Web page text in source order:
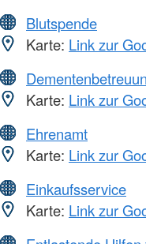
Blutspende
Karte: Link zur
Karte: Link zur
Ehrenamt
Karte: Link zur
Einkaufsservice
Karte: Link zur